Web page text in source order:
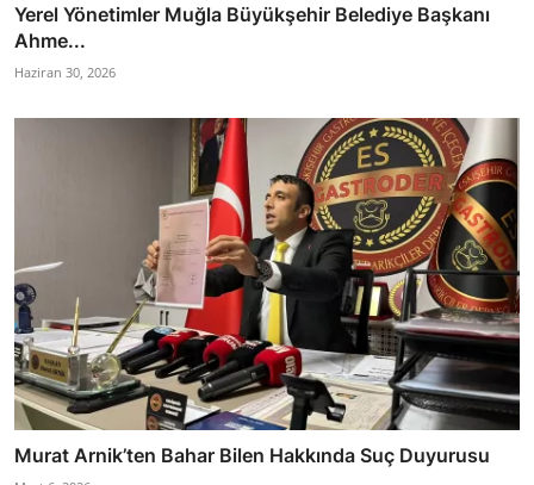
Yerel Yönetimler Muğla Büyükşehir Belediye Başkanı
Ahme...
Haziran 30, 2026
Murat Arnik’ten Bahar Bilen Hakkında Suç Duyurusu